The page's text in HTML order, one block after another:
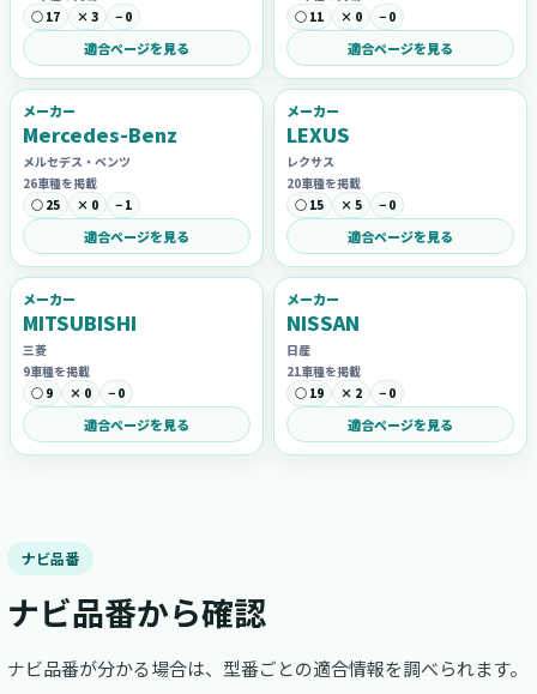
○ 17
× 3 − 0
適合ページを見る
○ 11
× 0 − 0
適合ページを見る
メーカー
Mercedes-Benz
メルセデス・ベンツ
26車種を掲載
○ 25
× 0 − 1
適合ページを見る
メーカー
LEXUS
レクサス
20車種を掲載
○ 15
× 5 − 0
適合ページを見る
メーカー
MITSUBISHI
三菱
9車種を掲載
○ 9
× 0 − 0
適合ページを見る
メーカー
NISSAN
日産
21車種を掲載
○ 19
× 2 − 0
適合ページを見る
ナビ品番
ナビ品番から確認
ナビ品番が分かる場合は、型番ごとの適合情報を調べられます。